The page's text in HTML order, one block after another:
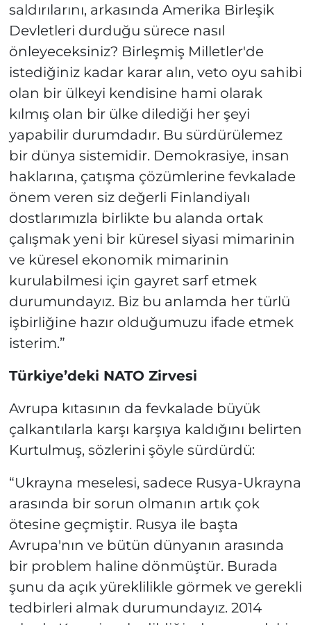
saldırılarını, arkasında Amerika Birleşik
Devletleri durduğu sürece nasıl
önleyeceksiniz? Birleşmiş Milletler'de
istediğiniz kadar karar alın, veto oyu sahibi
olan bir ülkeyi kendisine hami olarak
kılmış olan bir ülke dilediği her şeyi
yapabilir durumdadır. Bu sürdürülemez
bir dünya sistemidir. Demokrasiye, insan
haklarına, çatışma çözümlerine fevkalade
önem veren siz değerli Finlandiyalı
dostlarımızla birlikte bu alanda ortak
çalışmak yeni bir küresel siyasi mimarinin
ve küresel ekonomik mimarinin
kurulabilmesi için gayret sarf etmek
durumundayız. Biz bu anlamda her türlü
işbirliğine hazır olduğumuzu ifade etmek
isterim.”
Türkiye’deki NATO Zirvesi
Avrupa kıtasının da fevkalade büyük
çalkantılarla karşı karşıya kaldığını belirten
Kurtulmuş, sözlerini şöyle sürdürdü:
“Ukrayna meselesi, sadece Rusya-Ukrayna
arasında bir sorun olmanın artık çok
ötesine geçmiştir. Rusya ile başta
Avrupa'nın ve bütün dünyanın arasında
bir problem haline dönmüştür. Burada
şunu da açık yüreklilikle görmek ve gerekli
tedbirleri almak durumundayız. 2014